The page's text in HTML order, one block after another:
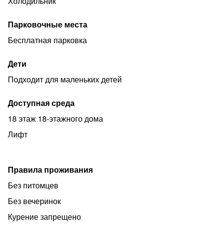
Парковочные места
Бесплатная парковка
Дети
Подходит для маленьких детей
Доступная среда
18 этаж 18-этажного дома
Лифт
Правила проживания
Без питомцев
Без вечеринок
Курение запрещено